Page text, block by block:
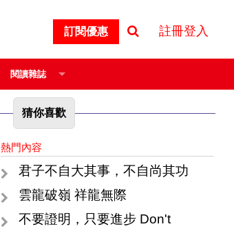
訂閱優惠 註冊登入
閱讀雜誌
猜你喜歡
熱門內容
君子不自大其事，不自尚其功
雲龍破嶺 祥龍無際
不要證明，只要進步 Don't